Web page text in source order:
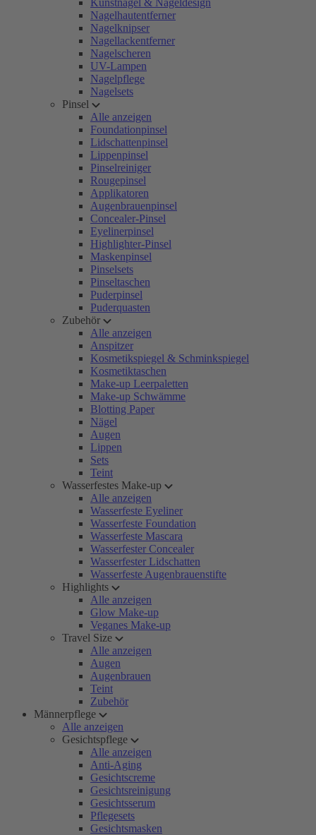
Kunstnägel & Nageldesign
Nagelhautentferner
Nagelknipser
Nagellackentferner
Nagelscheren
UV-Lampen
Nagelpflege
Nagelsets
Pinsel
Alle anzeigen
Foundationpinsel
Lidschattenpinsel
Lippenpinsel
Pinselreiniger
Rougepinsel
Applikatoren
Augenbrauenpinsel
Concealer-Pinsel
Eyelinerpinsel
Highlighter-Pinsel
Maskenpinsel
Pinselsets
Pinseltaschen
Puderpinsel
Puderquasten
Zubehör
Alle anzeigen
Anspitzer
Kosmetikspiegel & Schminkspiegel
Kosmetiktaschen
Make-up Leerpaletten
Make-up Schwämme
Blotting Paper
Nägel
Augen
Lippen
Sets
Teint
Wasserfestes Make-up
Alle anzeigen
Wasserfeste Eyeliner
Wasserfeste Foundation
Wasserfeste Mascara
Wasserfester Concealer
Wasserfester Lidschatten
Wasserfeste Augenbrauenstifte
Highlights
Alle anzeigen
Glow Make-up
Veganes Make-up
Travel Size
Alle anzeigen
Augen
Augenbrauen
Teint
Zubehör
Männerpflege
Alle anzeigen
Gesichtspflege
Alle anzeigen
Anti-Aging
Gesichtscreme
Gesichtsreinigung
Gesichtsserum
Pflegesets
Gesichtsmasken